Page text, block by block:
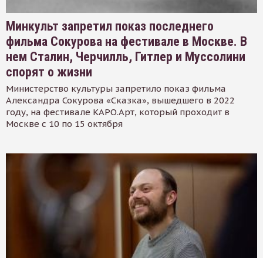
Минкульт запретил показ последнего
фильма Сокурова на фестивале в Москве. В
нем Сталин, Черчилль, Гитлер и Муссолини
спорят о жизни
Министерство культуры запретило показ фильма
Александра Сокурова «Сказка», вышедшего в 2022
году, на фестивале КАРО.Арт, который проходит в
Москве с 10 по 15 октября